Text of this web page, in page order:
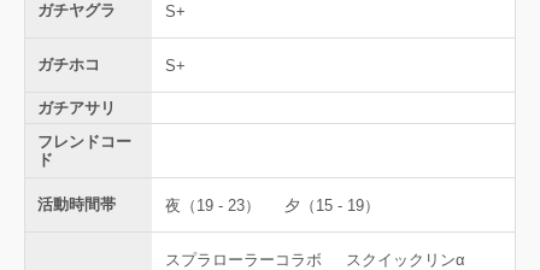
ガチヤグラ S+
ガチホコ S+
ガチアサリ
フレンドコー
ド
活動時間帯 夜（19 - 23） 夕（15 - 19）
スプラローラーコラボ スクイックリンα